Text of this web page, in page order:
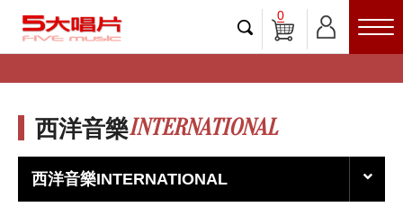
0
西洋音樂INTERNATIONAL
西洋音樂INTERNATIONAL